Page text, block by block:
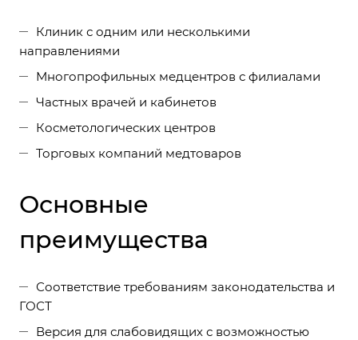
Клиник с одним или несколькими
направлениями
Многопрофильных медцентров с филиалами
Частных врачей и кабинетов
Косметологических центров
Торговых компаний медтоваров
Основные
преимущества
Соответствие требованиям законодательства и
ГОСТ
Версия для слабовидящих с возможностью